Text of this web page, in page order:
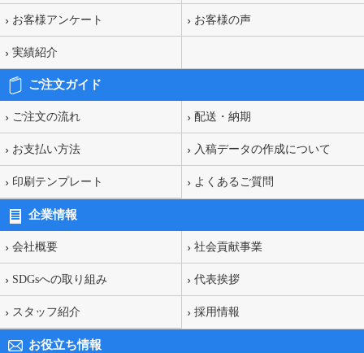
お客様アンケート お客様の声
実績紹介
ご注文ガイド
ご注文の流れ 配送・納期
お支払い方法 入稿データの作成について
印刷テンプレート よくあるご質問
企業情報
会社概要 社会貢献事業
SDGsへの取り組み 代表挨拶
スタッフ紹介 採用情報
お役立ち情報